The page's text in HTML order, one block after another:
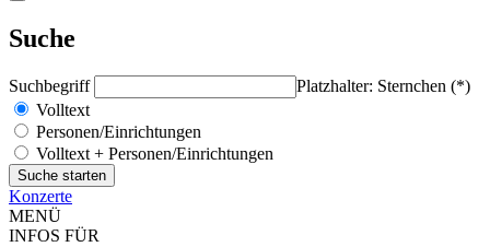
Suche
Suchbegriff
Platzhalter: Sternchen (*)
Volltext
Personen/Einrichtungen
Volltext + Personen/Einrichtungen
Konzerte
MENÜ
INFOS FÜR